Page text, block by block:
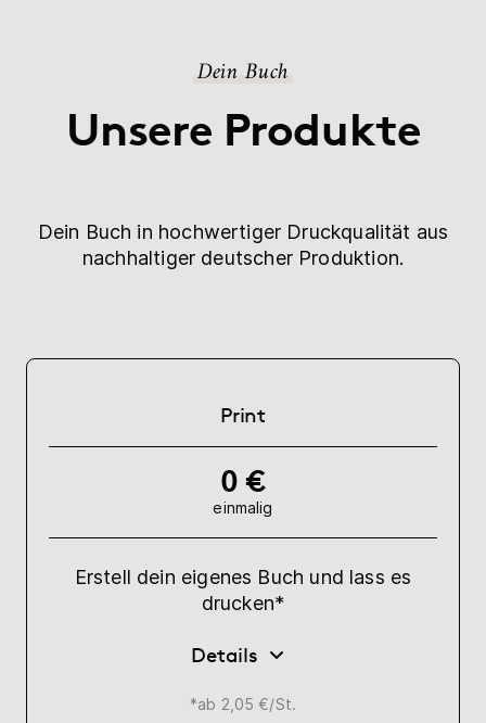
Dein Buch
Unsere Produkte
Dein Buch in hochwertiger Druckqualität aus
nachhaltiger deutscher Produktion.
Print
0 €
einmalig
Erstell dein eigenes Buch und lass es
drucken*
Details
*ab 2,05 €/St.